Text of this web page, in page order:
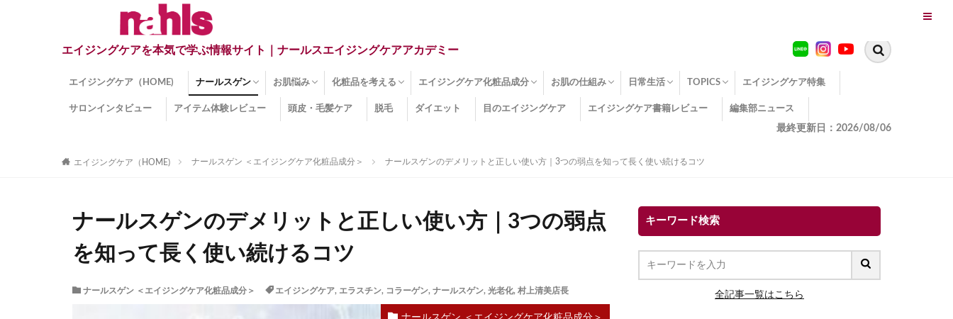
エイジングケアを本気で学ぶ情報サイト｜ナールスエイジングケアアカデミー
エイジングケア（HOME) ナールスゲン
ナールスゲンとは？
ナールスゲン関連成分
お肌悩み
インナードライ肌
くすみ
目の下のクマ
しみ
しわ
顔・頭皮のたるみ
ほうれい線
毛穴
手荒れ
乾燥肌
敏感肌
紫外線ダメージ
薄毛
その他のお肌悩み
化粧品を考える
エイジングケア化粧品
化粧水
美容液
保湿クリーム
酵素洗顔
ハンドクリーム
フェイスマスク
ほうれい線化粧品
コラーゲン化粧品
メイク化粧品
洗顔・クレンジング
オールインワン化粧品
その他の化粧品
エイジングケア化粧品成分
エイジングケア化粧品(成分)
セラミド
ネオダーミル
プロテオグリカン
ビタミンC誘導体
コラーゲン
その他の化粧品成分
お肌の仕組み
エイジング
ターンオーバー
皮下組織
表皮
真皮
表皮常在菌
女性ホルモン
その他
日常生活
糖化
便秘
TOPICS
エイジングケア TOPICS
コラーゲンサプリの効果
エイジングケアクイズ
季節別のエイジングケア
幸福とエイジングケア
温活でアンチエイジング
イオン導入
エイジングケア3つのポイント
エイジングケアセミナー
エイジングケアトピックス
動画でみるエイジングケア
エイジングケア特集
サロンインタビュー アイテム体験レビュー 頭皮・毛髪ケア 脱毛 ダイエット 目のエイジングケア エイジングケア書籍レビュー 編集部ニュース
最終更新日：2026/08/06
エイジングケア（HOME) ナールスゲン ＜エイジングケア化粧品成分＞ ナールスゲンのデメリットと正しい使い方｜3つの弱点を知って長く使い続けるコツ
ナールスゲンのデメリットと正しい使い方｜3つの弱点
を知って長く使い続けるコツ
ナールスゲン ＜エイジングケア化粧品成分＞ エイジングケア, エラスチン, コラーゲン, ナールスゲン, 光老化, 村上清美店長
キーワード検索
全記事一覧はこちら